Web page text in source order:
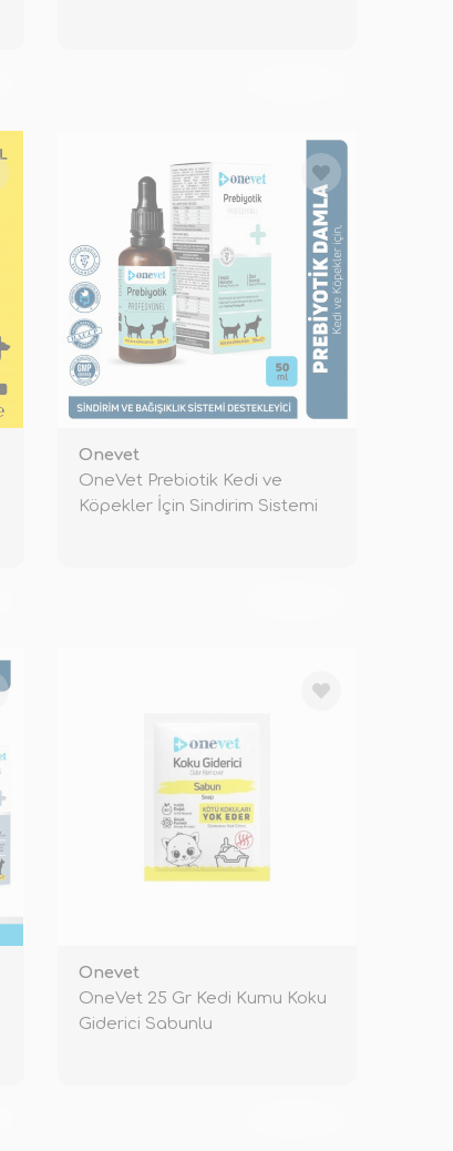
Onevet
OneVet Prebiotik Kedi ve
Köpekler İçin Sindirim Sistemi
Onevet
OneVet 25 Gr Kedi Kumu Koku
Giderici Sabunlu